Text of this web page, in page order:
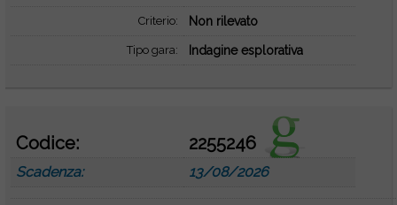
Criterio: Non rilevato
Tipo gara: Indagine esplorativa
Codice: 2255246
Scadenza: 13/08/2026